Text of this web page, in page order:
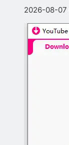
2026-08-07